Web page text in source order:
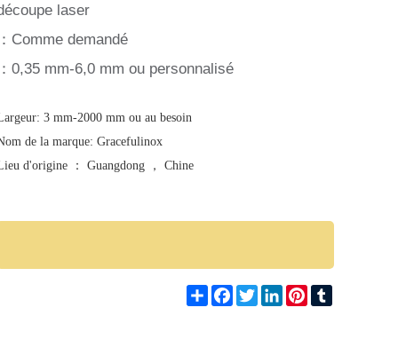
laser
Comme demandé
0,35 mm-6,0 mm ou personnalisé
3 mm-2000 mm ou au besoin
de la marque: Gracefulinox
d'origine ： Guangdong ， Chine
ShareFacebookTwitterLinkedInPinterest